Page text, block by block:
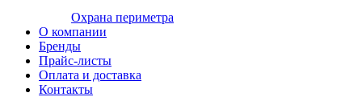
Охрана периметра
О компании
Бренды
Прайс-листы
Оплата и доставка
Контакты